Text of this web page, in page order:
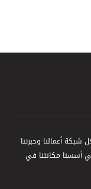
أفريقيا من خلال شبكة أعمالنا وخبرتنا
أسسنا مكانتنا في